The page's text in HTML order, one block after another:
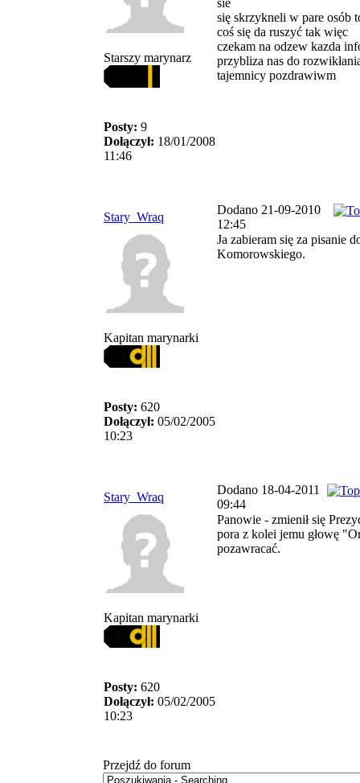
Starszy marynarz
Posty: 9
Dołączył: 18/01/2008
11:46
sie`
się skrzykneli w pare osób
coś się da ruszyć tak więc
czekam na odzew kazda
przybliza nas do
tajemnicy pozdrawiwm
Stary_Wraq
Dodano 21-09-2010
12:45
Kapitan marynarki
Posty: 620
Dołączył: 05/02/2005
10:23
Ja zabieram się za pisanie
Komorowskiego.
Stary_Wraq
Dodano 18-04-2011
09:44
Kapitan marynarki
Posty: 620
Dołączył: 05/02/2005
10:23
Panowie - zmienił się
pora z kolei jemu głowę
pozawracać.
Przejdź do forum